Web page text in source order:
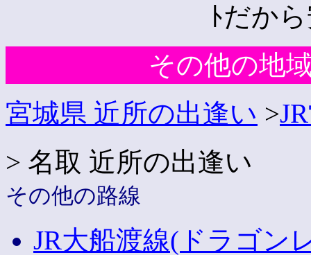
ﾄだか
その他の地
宮城県 近所の出逢い >
> 名取 近所の出逢い
その他の路線
JR大船渡線(ドラゴン